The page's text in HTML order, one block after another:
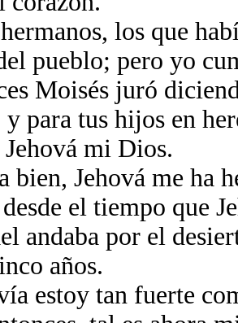
los que
pueblo; pero yo
Moisés juró
y para tus hijos en
mi Dios.
bien, Jehová me ha
el tiempo que
andaba por el
años.
estoy tan fuerte